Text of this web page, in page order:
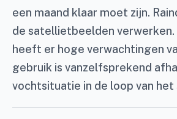
een maand klaar moet zijn.
de satellietbeelden verwerken.
heeft er hoge verwachtingen
gebruik is vanzelfsprekend
vochtsituatie in de loop van het